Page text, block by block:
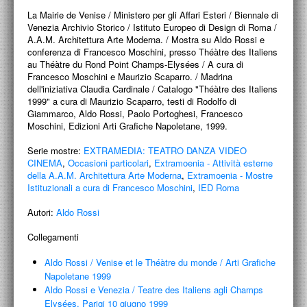
PROGETTI CULTURALI
PROGETTO T.E.S.I.
La Mairie de Venise / Ministero per gli Affari Esteri / Biennale di
Venezia Archivio Storico / Istituto Europeo di Design di Roma /
A.A.M. Architettura Arte Moderna. / Mostra su Aldo Rossi e
conferenza di Francesco Moschini, presso Théàtre des Italiens
au Théàtre du Rond Point Champs-Elysées / A cura di
Francesco Moschini e Maurizio Scaparro. / Madrina
dell'iniziativa Claudia Cardinale / Catalogo "Théàtre des Italiens
1999" a cura di Maurizio Scaparro, testi di Rodolfo di
Giammarco, Aldo Rossi, Paolo Portoghesi, Francesco
Moschini, Edizioni Arti Grafiche Napoletane, 1999.
Serie mostre: EXTRAMEDIA: TEATRO DANZA VIDEO
CINEMA, Occasioni particolari, Extramoenia - Attività esterne
della A.A.M. Architettura Arte Moderna, Extramoenia - Mostre
Istituzionali a cura di Francesco Moschini, IED Roma
Autori: Aldo Rossi
Collegamenti
Aldo Rossi / Venise et le Théàtre du monde / Arti Grafiche
Napoletane 1999
Aldo Rossi e Venezia / Teatre des Italiens agli Champs
Elysées, Parigi 10 giugno 1999